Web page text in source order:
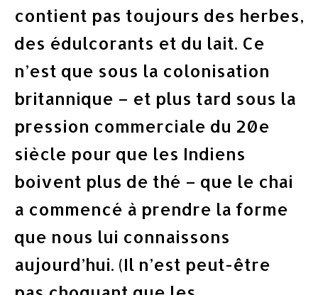
contient pas toujours des herbes,
des édulcorants et du lait. Ce
n’est que sous la colonisation
britannique – et plus tard sous la
pression commerciale du 20e
siècle pour que les Indiens
boivent plus de thé – que le chai
a commencé à prendre la forme
que nous lui connaissons
aujourd’hui. (Il n’est peut-être